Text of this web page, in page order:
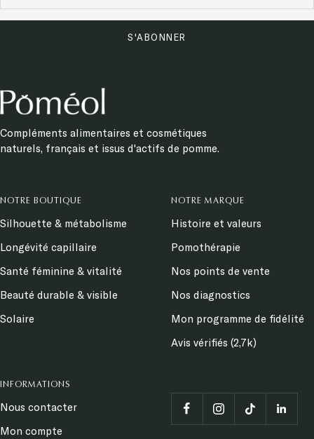
S'ABONNER
Compléments alimentaires et cosmétiques
naturels, français et issus d'actifs de pomme.
NOTRE BOUTIQUE
Silhouette & métabolisme
Longévité capillaire
Santé féminine & vitalité
Beauté durable & visible
Solaire
NOTRE MARQUE
Histoire et valeurs
Pomothérapie
Nos points de vente
Nos diagnostics
Mon programme de fidélité
Avis vérifiés (2,7k)
INFORMATIONS
Nous contacter
Mon compte